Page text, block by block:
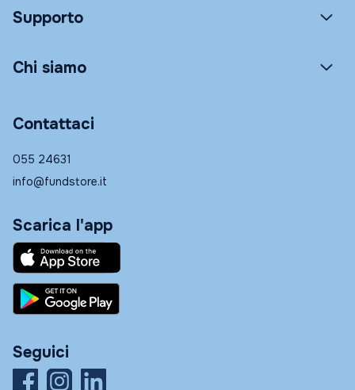
Supporto
Chi siamo
Contattaci
055 24631
info@fundstore.it
Scarica l'app
Seguici